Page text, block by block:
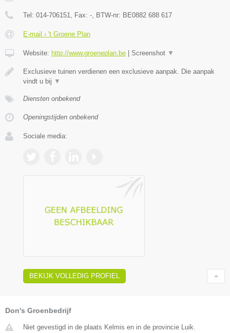
Tel: 014-706151 , Fax: - , BTW-nr: BE0882 688 617
E-mail › 't Groene Plan
Website: http://www.groeneplan.be Screenshot ▼
Exclusieve tuinen verdienen een exclusieve aanpak. Die aanpak
vindt u bij ▼
Diensten onbekend
Openingstijden onbekend
Sociale media:
BEKIJK VOLLEDIG PROFIEL
Don's Groenbedrijf
Niet gevestigd in de plaats Kelmis en in de provincie Luik.